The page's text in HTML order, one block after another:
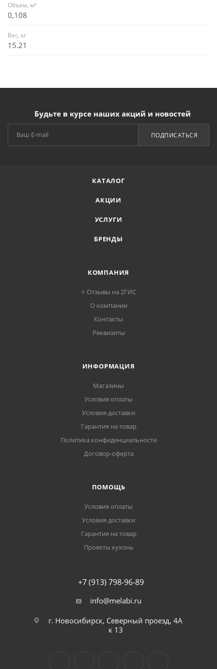
Объем, м³
0,108
Вес, кг
15.21
Будьте в курсе наших акций и новостей
ПОДПИСАТЬСЯ
КАТАЛОГ
АКЦИИ
УСЛУГИ
БРЕНДЫ
КОМПАНИЯ
⭐ Отзывы на 2ГИС
О компании
Контакты
Реквизиты
ИНФОРМАЦИЯ
Магазины
Условия оплаты
Условия доставки
Гарантия на товар
Политика конфиденциальности
Договор-оферта
ПОМОЩЬ
Условия оплаты
Условия доставки
Гарантия на товар
Проекты кухонь
+7 (913) 798-96-89
info@melabi.ru
г. Новосибирск, Северный проезд, 4А
к 13